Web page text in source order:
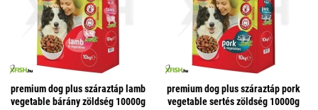
premium dog plus száraztáp lamb
vegetable bárány zöldség 10000g
premium dog plus száraztáp pork
vegetable sertés zöldség 10000g